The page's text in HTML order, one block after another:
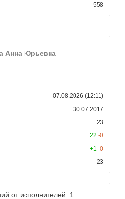
558
Анна Юрьевна
07.08.2026 (12:11)
30.07.2017
23
+22 -0
+1 -0
23
от исполнителей: 1